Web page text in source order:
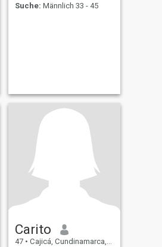
Suche: Männlich 33 - 45
Carito
47 • Cajicá, Cundinamarca, Kolumbien